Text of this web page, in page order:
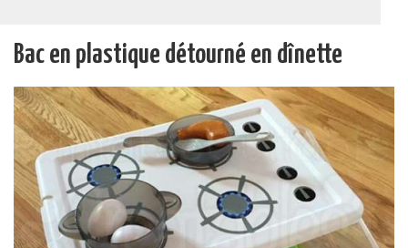
Bac en plastique détourné en dînette